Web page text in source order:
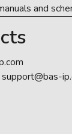
and
support@bas-